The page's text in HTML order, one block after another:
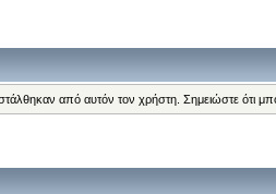
από αυτόν τον χρήστη. Σημειώστε ότι